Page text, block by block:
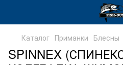
Каталог Приманки Блесны
SPINNEX